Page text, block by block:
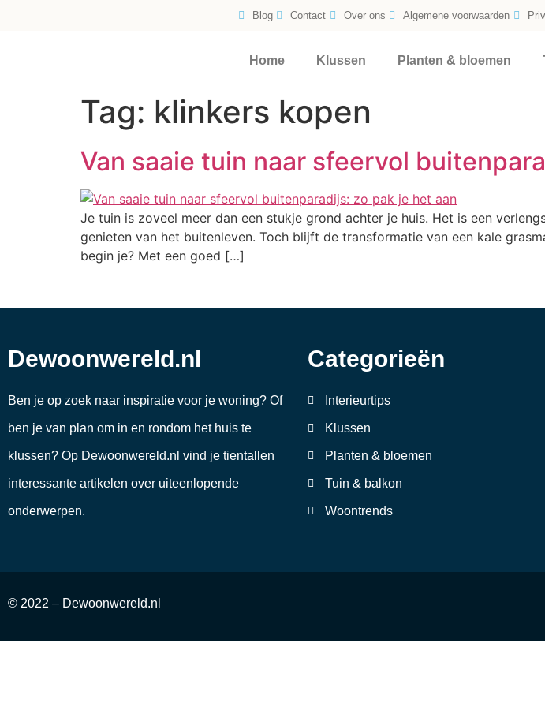
Blog Contact Over ons Algemene voorwaarden
Home Klussen Planten & bloemen
Tag: klinkers kopen
Van saaie tuin naar sfeervol
Je tuin is zoveel meer dan een stukje grond achter je huis. Het is een
genieten van het buitenleven. Toch blijft de transformatie van een kale
begin je? Met een goed […]
Dewoonwereld.nl
Ben je op zoek naar inspiratie voor je woning? Of
ben je van plan om in en rondom het huis te
klussen? Op Dewoonwereld.nl vind je tientallen
interessante artikelen over uiteenlopende
onderwerpen.
Categorieën
Interieurtips
Klussen
Planten & bloemen
Tuin & balkon
Woontrends
© 2022 – Dewoonwereld.nl